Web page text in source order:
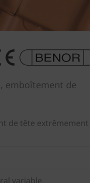
emboîtement de
de tête extrêmement
variable